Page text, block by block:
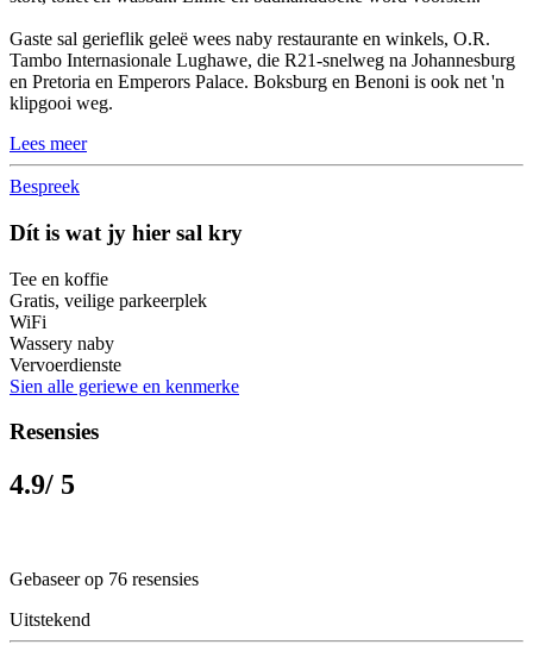
Gaste sal gerieflik geleë wees naby restaurante en winkels, O.R.
Tambo Internasionale Lughawe, die R21-snelweg na Johannesburg
en Pretoria en Emperors Palace. Boksburg en Benoni is ook net 'n
klipgooi weg.
Lees meer
Bespreek
Dít is wat jy hier sal kry
Tee en koffie
Gratis, veilige parkeerplek
WiFi
Wassery naby
Vervoerdienste
Sien alle geriewe en kenmerke
Resensies
4.9/ 5
Gebaseer op 76 resensies
Uitstekend